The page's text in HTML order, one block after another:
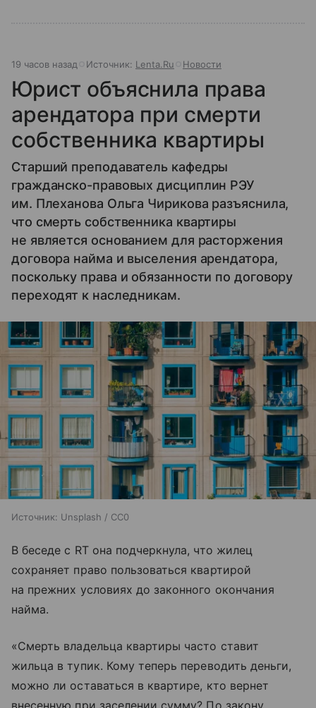
19 часов назад Источник: Lenta.Ru Новости
Юрист объяснила права
арендатора при смерти
собственника квартиры
Старший преподаватель кафедры
гражданско-правовых дисциплин РЭУ
им. Плеханова Ольга Чирикова разъяснила,
что смерть собственника квартиры
не является основанием для расторжения
договора найма и выселения арендатора,
поскольку права и обязанности по договору
переходят к наследникам.
Источник: Unsplash / CC0
В беседе с RT она подчеркнула, что жилец
сохраняет право пользоваться квартирой
на прежних условиях до законного окончания
найма.
«Смерть владельца квартиры часто ставит
жильца в тупик. Кому теперь переводить деньги,
можно ли оставаться в квартире, кто вернет